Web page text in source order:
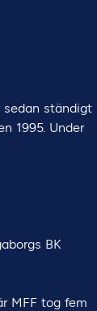
sedan ständigt
1995. Under
BK
MFF tog fem